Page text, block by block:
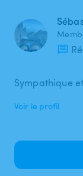
Sympathique
Voir le profil